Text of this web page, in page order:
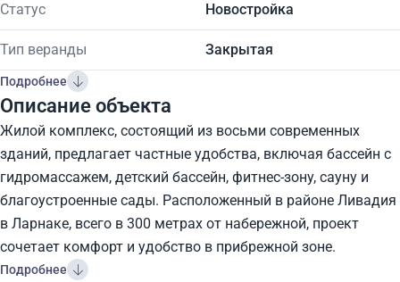
Статус Новостройка
Тип веранды Закрытая
Подробнее
Описание объекта
Жилой комплекс, состоящий из восьми современных
зданий, предлагает частные удобства, включая бассейн с
гидромассажем, детский бассейн, фитнес-зону, сауну и
благоустроенные сады. Расположенный в районе Ливадия
в Ларнаке, всего в 300 метрах от набережной, проект
сочетает комфорт и удобство в прибрежной зоне.
Подробнее